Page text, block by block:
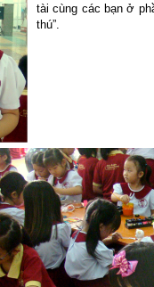
tài cùng các bạn ở
thú”.